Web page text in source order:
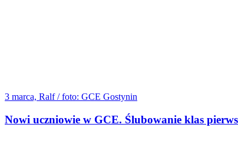
3 marca, Ralf / foto: GCE Gostynin
Nowi uczniowie w GCE. Ślubowanie klas